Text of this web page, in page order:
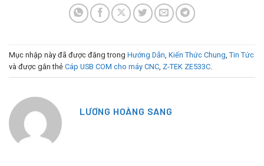
Mục nhập này đã được đăng trong Hướng Dẫn Kiến Thức Chung Tin Tức
và được gắn thẻ Cáp USB COM cho máy CNC Z-TEK ZE533C
LƯƠNG HOÀNG SANG